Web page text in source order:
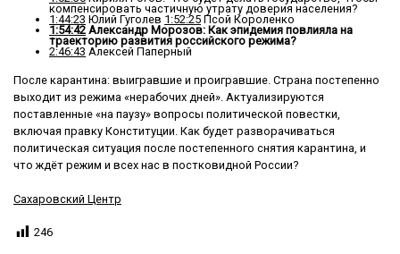
компенсировать частичную утрату доверия населения?
1:44:23 Юлий Гуголев 1:52:25 Псой Короленко
1:54:42 Александр Морозов: Как эпидемия повлияла на
траекторию развития российского режима?
2:46:43 Алексей Паперный
После карантина: выигравшие и проигравшие. Страна постепенно
выходит из режима «нерабочих дней». Актуализируются
поставленные «на паузу» вопросы политической повестки,
включая правку Конституции. Как будет разворачиваться
политическая ситуация после постепенного снятия карантина, и
что ждёт режим и всех нас в постковидной России?
Сахаровский Центр
246